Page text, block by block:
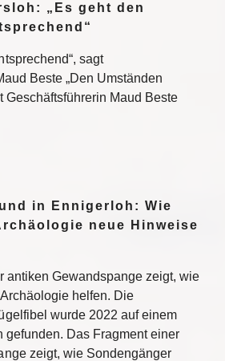
„Es geht den
sagt
Beste „Den Umständen
Geschäftsführerin Maud Beste
in Ennigerloh: Wie
neue Hinweise
antiken Gewandspange zeigt, wie
helfen. Die
wurde 2022 auf einem
gefunden. Das Fragment einer
zeigt, wie Sondengänger